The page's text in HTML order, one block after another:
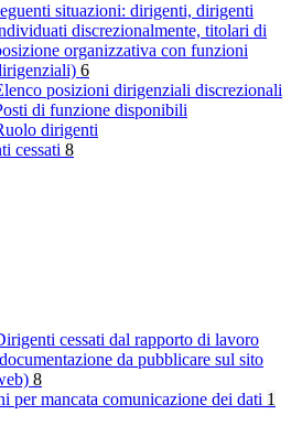
situazioni: dirigenti, dirigenti
discrezionalmente, titolari di
organizzativa con funzioni
6
posizioni dirigenziali discrezionali
di funzione disponibili
dirigenti
cessati 8
cessati dal rapporto di lavoro
da pubblicare sul sito
8
per mancata comunicazione dei dati 1